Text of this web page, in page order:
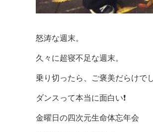
怒涛な週末。
久々に超寝不足な週末。
乗り切ったら、ご褒美だらけで
ダンスって本当に面白い❗️
金曜日の四次元生命体忘年会